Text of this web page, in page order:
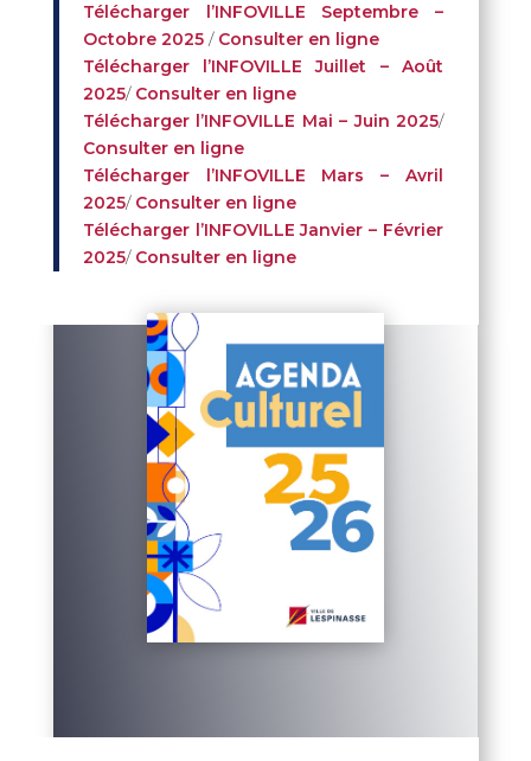
Télécharger l’INFOVILLE Septembre –
Octobre 2025 / Consulter en ligne
Télécharger l’INFOVILLE Juillet – Août
2025/ Consulter en ligne
Télécharger l’INFOVILLE Mai – Juin 2025/
Consulter en ligne
Télécharger l’INFOVILLE Mars – Avril
2025/ Consulter en ligne
Télécharger l’INFOVILLE Janvier – Février
2025/ Consulter en ligne